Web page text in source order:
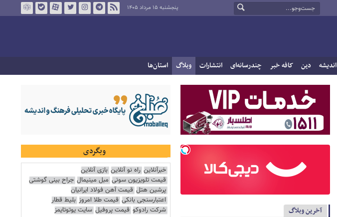
پنجشنبه ۱۵ مرداد ۱۴۰۵
اندیشه دین کافه خبر چندرسانه‌ای انتشارات وبلاگ استان‌ها
آخرین وبلاگ
وبگردی
خبرآنلاین راه نو آنلاین بازی آنلاین
قیمت تلویزیون سونی مبل مینیمال جراح بینی گوشتی
پرشین هتل قیمت آهن فولاد ایرانیان
اعتبارسنجی بانکی قیمت طلا امروز بلیط قطار
شرکت رادوکو قیمت پروفیل سایت یوتوتایمز